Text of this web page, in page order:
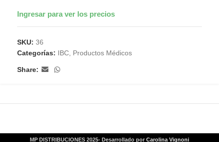
Ingresar para ver los precios
SKU: 36
Categorías: IBC Productos Médicos
Share:
MP DISTRIBUCIONES 2025- Desarrollado por Carolina Vignoni